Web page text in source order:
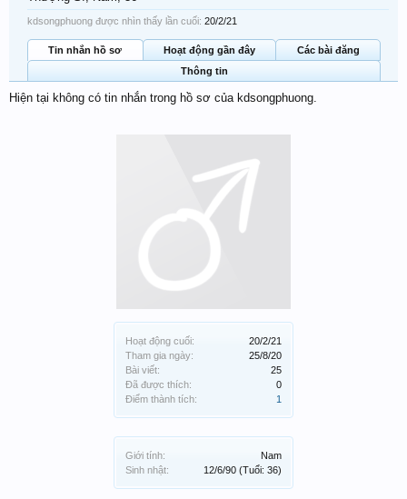
Hoạt động cuối:
20/2/21
Tham gia ngày:
25/8/20
Bài viết:
25
Đã được thích:
0
Điểm thành tích:
1
Giới tính:
Nam
Sinh nhật:
12/6/90 (Tuổi: 36)
kdsongphuong được nhìn thấy lần cuối: 20/2/21
Tin nhắn hồ sơ Hoạt động gần đây
Các bài đăng
Thông tin
Hiện tại không có tin nhắn trong hồ sơ của kdsongphuong.